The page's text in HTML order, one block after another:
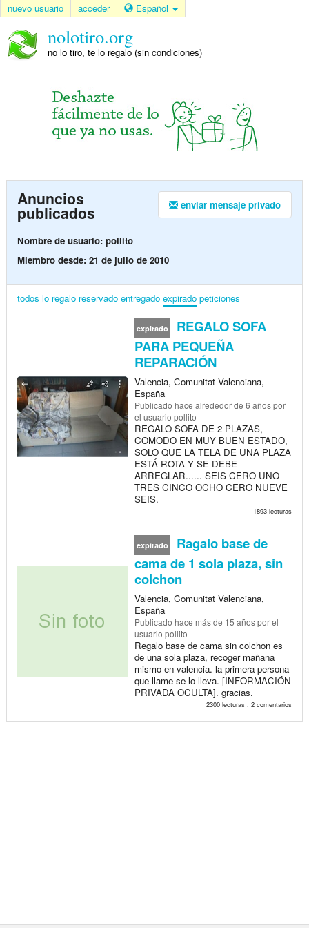
nuevo usuario acceder Español
nolotiro.org
no lo tiro, te lo regalo (sin condiciones)
enviar mensaje privado
Anuncios
publicados
Nombre de usuario: pollito
Miembro desde: 21 de julio de 2010
todos lo regalo reservado entregado expirado peticiones
expirado
REGALO SOFA
PARA PEQUEÑA
REPARACIÓN
Valencia, Comunitat Valenciana,
España
Publicado hace alrededor de 6 añospor
el usuario pollito
REGALO SOFA DE 2 PLAZAS,
COMODO EN MUY BUEN ESTADO,
SOLO QUE LA TELA DE UNA PLAZA
ESTÁ ROTA Y SE DEBE
ARREGLAR...... SEIS CERO UNO
TRES CINCO OCHO CERO NUEVE
SEIS.
1893 lecturas
expirado
Ragalo base de
cama de 1 sola plaza, sin
colchon
Valencia, Comunitat Valenciana,
España
Publicado hace más de 15 añospor el
usuario pollito
Regalo base de cama sin colchon es
de una sola plaza, recoger mañana
mismo en valencia. la primera persona
que llame se lo lleva. [INFORMACIÓN
PRIVADA OCULTA]. gracias.
2300 lecturas , 2 comentarios